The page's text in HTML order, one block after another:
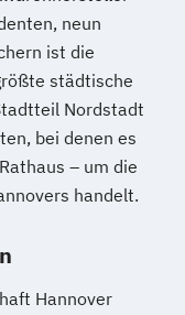
neun
ist die
städtische
Nordstadt
bei denen es
– um die
handelt.
Hannover